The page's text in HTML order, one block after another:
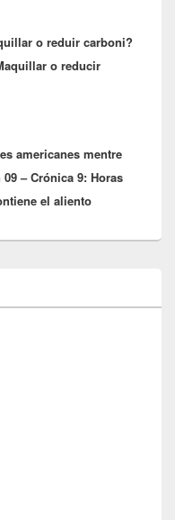
o reduir carboni?
o reducir
americanes mentre
– Crónica 9: Horas
el aliento